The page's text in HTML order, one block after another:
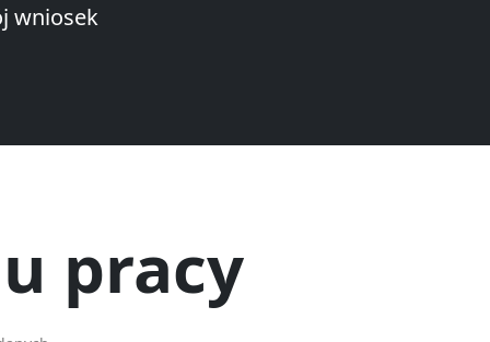
wniosek
pracy